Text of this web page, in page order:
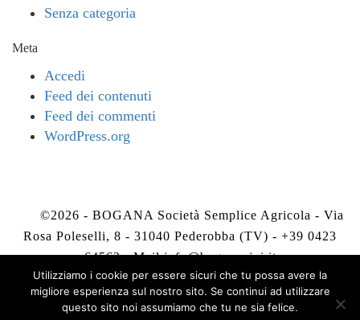
Senza categoria
Meta
Accedi
Feed dei contenuti
Feed dei commenti
WordPress.org
©2026 - BOGANA Società Semplice Agricola - Via
Rosa Poleselli, 8 - 31040 Pederobba (TV) - +39 0423
64563 - Mailinfo@boganavini.it
Privacy Policy-Cookie Policy
Utilizziamo i cookie per essere sicuri che tu possa avere la
migliore esperienza sul nostro sito. Se continui ad utilizzare
questo sito noi assumiamo che tu ne sia felice.